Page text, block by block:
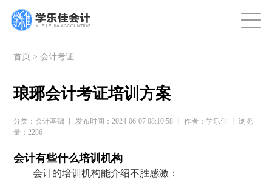
首页 >会计考证
琅琊会计考证培训方案
分类：会计基础 丨 发布时间：2024-06-07 08:10:58 丨 作者：学乐佳 丨 浏览
量：2286
会计有些什么培训机构
会计的培训机构能介绍不胜感激：